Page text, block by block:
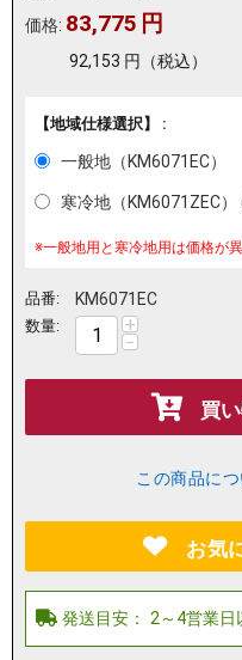
価格: 83,775 円
92,153 円 （税込）
【地域仕様選択】 :
一般地（KM6071EC）
寒冷地（KM6071ZEC）
※一般地用と寒冷地用は価格が異
品番: KM6071EC
数量: +
−
買
この商品に
お気